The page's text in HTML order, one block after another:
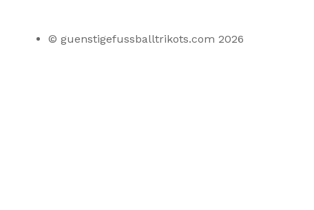
© guenstigefussballtrikots.com 2026